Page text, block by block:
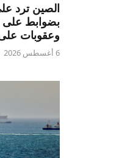
الصين ترد
بضوابط على
وعقوبات على
6 أغسطس 2026